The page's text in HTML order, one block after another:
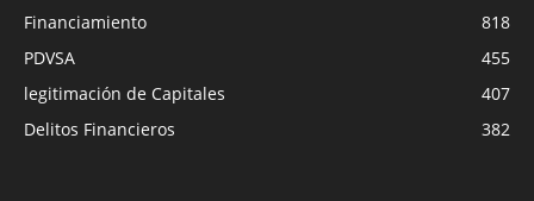
Financiamiento
818
PDVSA
455
legitimación de Capitales
407
Delitos Financieros
382